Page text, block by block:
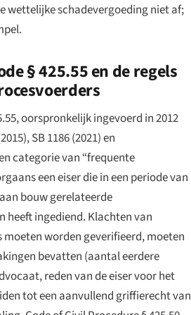
wettelijke schadevergoeding niet af;
§ 425.55 en de regels
oorspronkelijk ingevoerd in 2012
SB 1186 (2021) en
categorie van “frequente
een eiser die in een periode van
bouw gerelateerde
ingediend. Klachten van
worden geverifieerd, moeten
bevatten (aantal eerdere
reden van de eiser voor het
tot een aanvullend griffierecht van